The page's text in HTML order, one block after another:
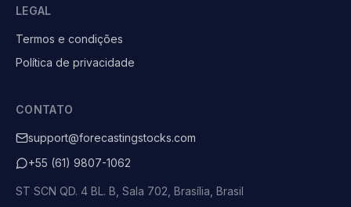
LEGAL
Termos e condições
Política de privacidade
CONTATO
support@forecastingstocks.com
+55 (61) 9807-1062
ST SCN QD. 4 BL. B, Sala 702, Brasília, Brasil